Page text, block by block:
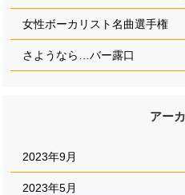
女性ボーカリスト名曲選手権
さようなら…バー露口
アー
2023年9月
2023年5月